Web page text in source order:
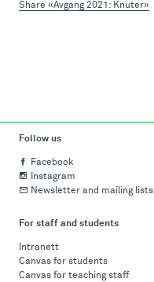
Share «Avgang 2021: Knuter»
Follow us
Facebook
Instagram
Newsletter and mailing lists
For staff and students
Intranett
Canvas for students
Canvas for teaching staff